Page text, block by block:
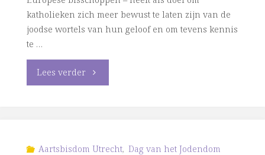
katholieken zich meer bewust te laten zijn van de
joodse wortels van hun geloof en om tevens kennis
te …
Lees verder "Dag
Jodendom
Aartsbisdom Utrecht, Dag van het Jodendom